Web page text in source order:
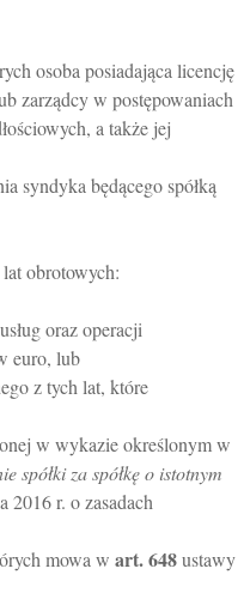
osoba posiadająca licencję
zarządcy w postępowaniach
a także jej
syndyka będącego spółką
obrotowych:
oraz operacji
euro, lub
z tych lat, które
w wykazie określonym w
spółki za spółkę o istotnym
2016 r. o zasadach
mowa w art.648ustawy